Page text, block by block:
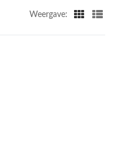
TOFU
TOFU
Weergave: